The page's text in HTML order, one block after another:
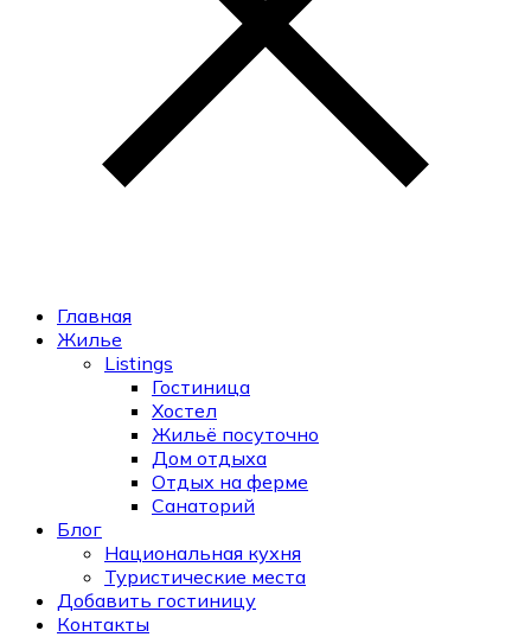
Главная
Жилье
Listings
Гостиница
Хостел
Жильё посуточно
Дом отдыха
Отдых на ферме
Санаторий
Блог
Национальная кухня
Туристические места
Добавить гостиницу
Контакты